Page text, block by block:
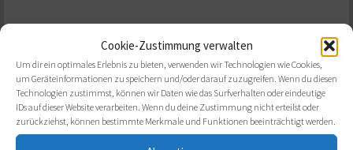
Cookie-Zustimmung verwalten
Um dir ein optimales Erlebnis zu bieten, verwenden wir Technologien wie Cookies,
um Geräteinformationen zu speichern und/oder darauf zuzugreifen. Wenn du diesen
Technologien zustimmst, können wir Daten wie das Surfverhalten oder eindeutige
IDs auf dieser Website verarbeiten. Wenn du deine Zustimmung nicht erteilst oder
zurückziehst, können bestimmte Merkmale und Funktionen beeinträchtigt werden.
Coaching & Organisationentwicklung
Adresse: Eisenbahnstraße 40-42 ,67655
Kaiserslautern
Telefon: +49 631 2058327